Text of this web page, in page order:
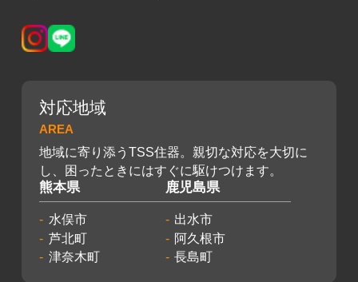
対応地域
AREA
地域に寄り添うTSS住器。親切な対応を大切に
し、困ったときにはすぐに駆けつけます。
熊本県
水俣市
芦北町
津奈木町
鹿児島県
出水市
阿久根市
長島町